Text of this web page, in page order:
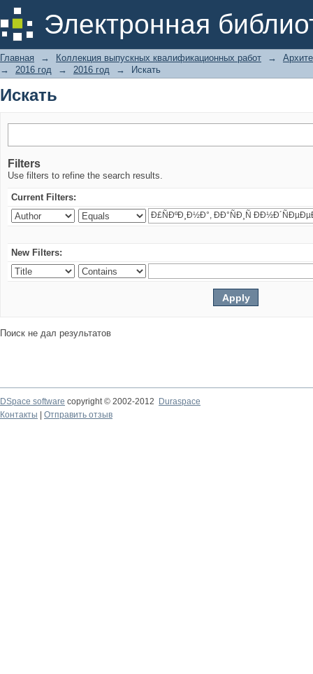
Электронная
Искать
Главная → Коллекция выпускных квалификационных работ →
→
2016 год → 2016 год → Искать
Искать
Filters
Use filters to refine the search results.
Current Filters:
New Filters:
Поиск не дал результатов
DSpace software copyright © 2002-2012
Duraspace
Контакты
Отправить отзыв